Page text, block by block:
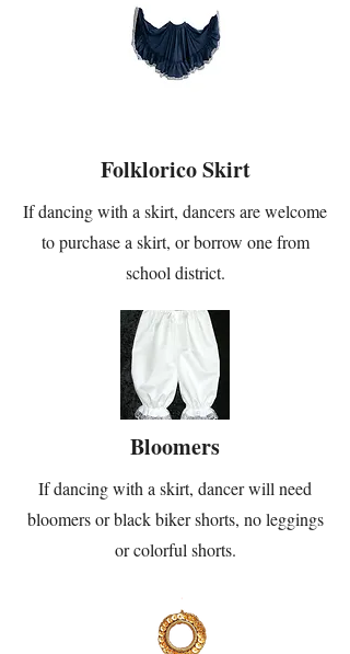
Folklorico Skirt
If dancing with a skirt, dancers are welcome
to purchase a skirt, or borrow one from
school district.
Bloomers
If dancing with a skirt, dancer will need
bloomers or black biker shorts, no leggings
or colorful shorts.